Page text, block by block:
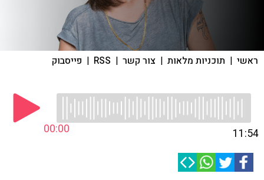
ראשי | תוכניות מלאות | צור קשר |
RSS
| פייסבוק
00:00 11:54